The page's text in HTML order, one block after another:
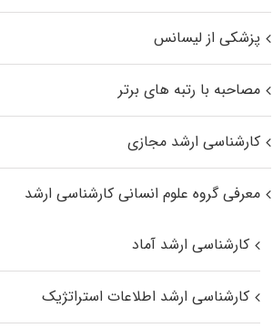
پزشکی از لیسانس
مصاحبه با رتبه های برتر
کارشناسی ارشد مجازی
معرفی گروه علوم انسانی کارشناسی ارشد
کارشناسی ارشد آماد
کارشناسی ارشد اطلاعات استراتژیک